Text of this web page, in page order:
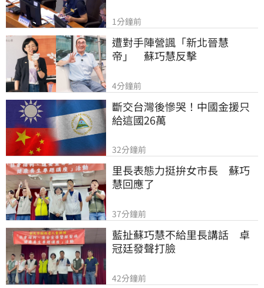
1分鐘前
遭對手陣營諷「新北晉慧
帝」　蘇巧慧反擊
4分鐘前
斷交台灣後慘哭！中國金援只
給這國26萬
32分鐘前
里長表態力挺拚女市長　蘇巧
慧回應了
37分鐘前
藍扯蘇巧慧不給里長講話　卓
冠廷發聲打臉
42分鐘前